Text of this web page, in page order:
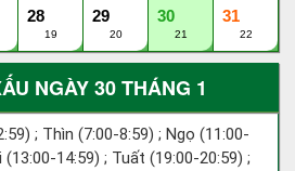
28
19
29
20
30
21
31
22
NGÀY 30 THÁNG 1
; Thìn (7:00-8:59) ; Ngọ (11:00-
(13:00-14:59) ; Tuất (19:00-20:59) ;